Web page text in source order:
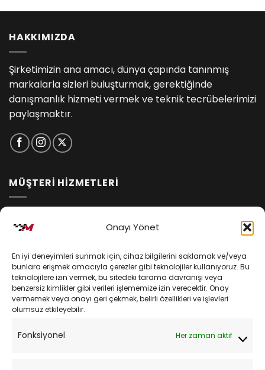
Onayı Yönet
En iyi deneyimleri sunmak için, cihaz bilgilerini saklamak ve/veya
bunlara erişmek amacıyla çerezler gibi teknolojiler kullanıyoruz. Bu
teknolojilere izin vermek, bu sitedeki tarama davranışı veya
benzersiz kimlikler gibi verileri işlememize izin verecektir. Onay
vermemek veya onayı geri çekmek, belirli özellikleri ve işlevleri
olumsuz etkileyebilir.
Fonksiyonel Her zaman aktif
HAKKIMIZDA
Şirketimizin ana amacı, dünya çapında tanınmış
markalarla sizleri buluşturmak, gerektiğinde
danışmanlık hizmeti vermek ve teknik tecrübelerimizi
paylaşmaktır.
MÜŞTERİ HİZMETLERİ
Kişisel Verilerin Korunması
Mesafeli Satış Sözleşmesi